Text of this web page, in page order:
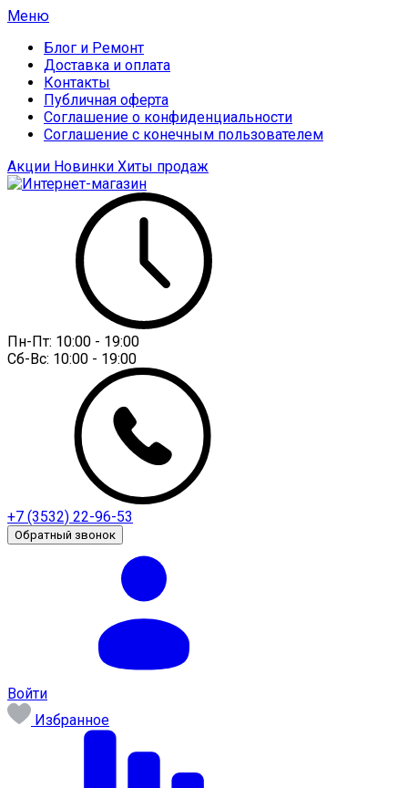
Меню
Блог и Ремонт
Доставка и оплата
Контакты
Публичная оферта
Соглашение о конфиденциальности
Соглашение с конечным пользователем
Акции Новинки Хиты продаж
Пн-Пт: 10:00 - 19:00
Сб-Вс: 10:00 - 19:00
+7 (3532) 22-96-53
Обратный звонок
Войти
Избранное